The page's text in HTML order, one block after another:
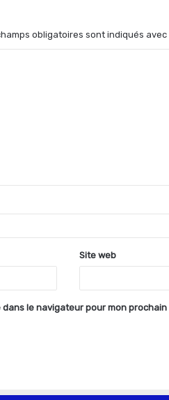
obligatoires sont indiqués avec
Site web
le navigateur pour mon